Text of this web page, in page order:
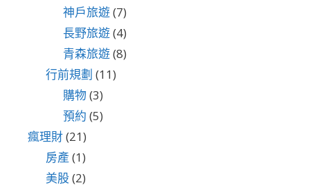
神戶旅遊(7)
長野旅遊(4)
青森旅遊(8)
行前規劃 (11)
購物(3)
預約 (5)
瘋理財(21)
房產 (1)
美股(2)